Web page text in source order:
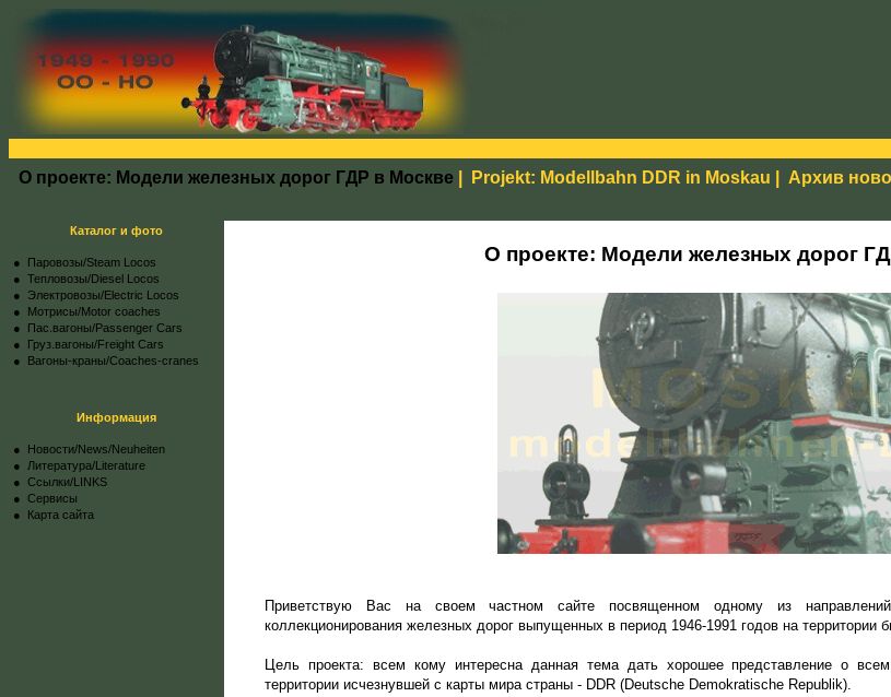
О проекте: Модели железных дорог ГДР в Москве Projekt: Modellbahn DDR in Moskau Архив
Каталог и фото
● Паровозы/Steam Locos
● Тепловозы/Diesel Locos
● Электровозы/Electric Locos
● Мотрисы/Motor coaches
● Пас.вагоны/Passenger Cars
● Груз.вагоны/Freight Cars
● Вагоны-краны/Coaches-cranes
Информация
● Новости/News/Neuheiten
● Литература/Literature
● Ссылки/LINKS
● Сервисы
● Карта сайта
О проекте: Модели железных дорог
Приветствую Вас на своем частном сайте посвященном одному из
коллекционирования железных дорог выпущенных в период 1946-1991 годов на территории
Цель проекта: всем кому интересна данная тема дать хорошее представление о
территории исчезнувшей с карты мира страны - DDR (Deutsche Demokratische Republik).